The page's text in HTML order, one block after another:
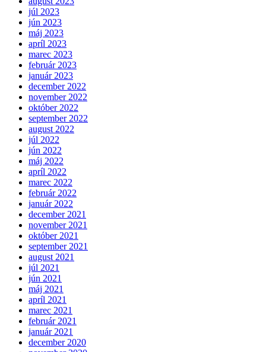
júl 2023
jún 2023
máj 2023
apríl 2023
marec 2023
február 2023
január 2023
december 2022
november 2022
október 2022
september 2022
august 2022
júl 2022
jún 2022
máj 2022
apríl 2022
marec 2022
február 2022
január 2022
december 2021
november 2021
október 2021
september 2021
august 2021
júl 2021
jún 2021
máj 2021
apríl 2021
marec 2021
február 2021
január 2021
december 2020